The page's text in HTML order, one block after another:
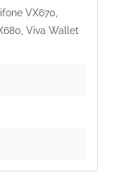
VX670,
Viva Wallet